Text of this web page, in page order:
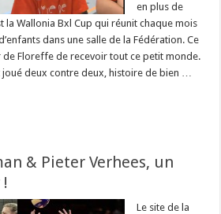
en plus de
la Wallonia Bxl Cup qui réunit chaque mois
dans une salle de la Fédération. Ce
de Floreffe de recevoir tout ce petit monde.
joué deux contre deux, histoire de bien …
& Pieter Verhees, un
Le site de la